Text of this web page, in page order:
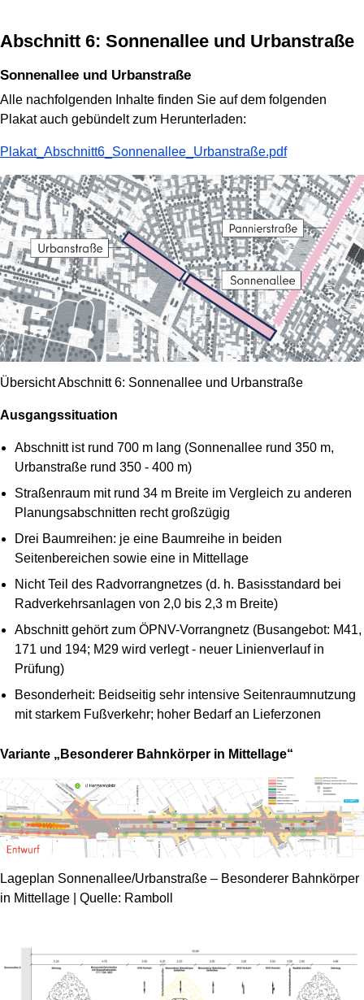
Abschnitt 6: Sonnenallee und Urbanstraße
Sonnenallee und Urbanstraße
Alle nachfolgenden Inhalte finden Sie auf dem folgenden
Plakat auch gebündelt zum Herunterladen:
Plakat_Abschnitt6_Sonnenallee_Urbanstraße.pdf
Übersicht Abschnitt 6: Sonnenallee und Urbanstraße
Ausgangssituation
Abschnitt ist rund 700 m lang (Sonnenallee rund 350 m,
Urbanstraße rund 350 - 400 m)
Straßenraum mit rund 34 m Breite im Vergleich zu anderen
Planungsabschnitten recht großzügig
Drei Baumreihen: je eine Baumreihe in beiden
Seitenbereichen sowie eine in Mittellage
Nicht Teil des Radvorrangnetzes (d. h. Basisstandard bei
Radverkehrsanlagen von 2,0 bis 2,3 m Breite)
Abschnitt gehört zum ÖPNV-Vorrangnetz (Busangebot: M41,
171 und 194; M29 wird verlegt - neuer Linienverlauf in
Prüfung)
Besonderheit: Beidseitig sehr intensive Seitenraumnutzung
mit starkem Fußverkehr; hoher Bedarf an Lieferzonen
Variante „Besonderer Bahnkörper in Mittellage“
Lageplan Sonnenallee/Urbanstraße – Besonderer Bahnkörper
in Mittellage | Quelle: Ramboll